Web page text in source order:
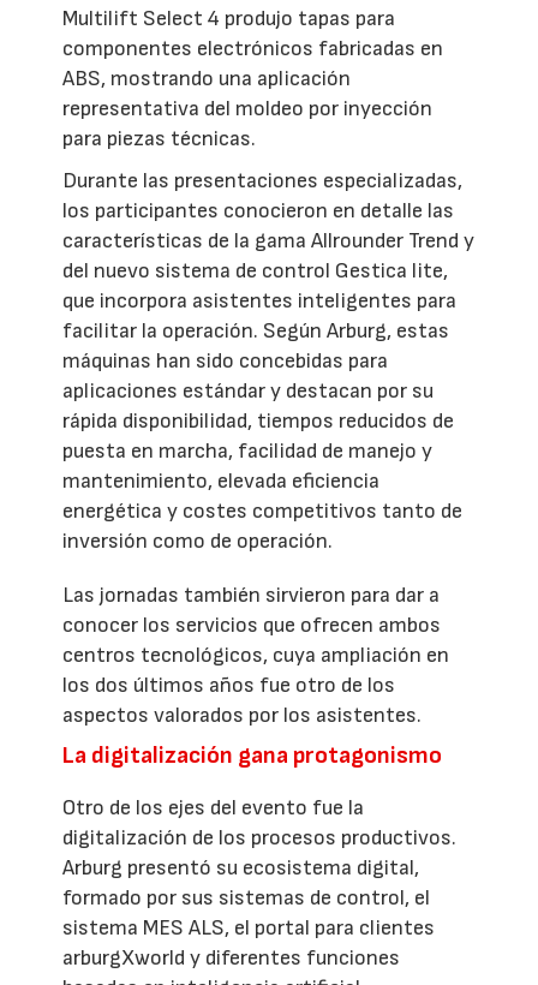
Multilift Select 4 produjo tapas para
componentes electrónicos fabricadas en
ABS, mostrando una aplicación
representativa del moldeo por inyección
para piezas técnicas.
Durante las presentaciones especializadas,
los participantes conocieron en detalle las
características de la gama Allrounder Trend y
del nuevo sistema de control Gestica lite,
que incorpora asistentes inteligentes para
facilitar la operación. Según Arburg, estas
máquinas han sido concebidas para
aplicaciones estándar y destacan por su
rápida disponibilidad, tiempos reducidos de
puesta en marcha, facilidad de manejo y
mantenimiento, elevada eficiencia
energética y costes competitivos tanto de
inversión como de operación.
Las jornadas también sirvieron para dar a
conocer los servicios que ofrecen ambos
centros tecnológicos, cuya ampliación en
los dos últimos años fue otro de los
aspectos valorados por los asistentes.
La digitalización gana protagonismo
Otro de los ejes del evento fue la
digitalización de los procesos productivos.
Arburg presentó su ecosistema digital,
formado por sus sistemas de control, el
sistema MES ALS, el portal para clientes
arburgXworld y diferentes funciones